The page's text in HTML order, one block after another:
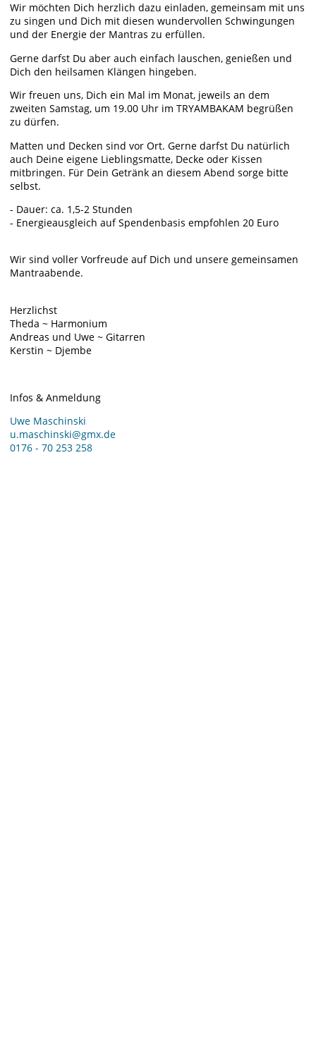
Wir möchten Dich herzlich dazu einladen, gemeinsam mit uns
zu singen und Dich mit diesen wundervollen Schwingungen
und der Energie der Mantras zu erfüllen.
Gerne darfst Du aber auch einfach lauschen, genießen und
Dich den heilsamen Klängen hingeben.
Wir freuen uns, Dich ein Mal im Monat, jeweils an dem
zweiten Samstag, um 19.00 Uhr im TRYAMBAKAM begrüßen
zu dürfen.
Matten und Decken sind vor Ort. Gerne darfst Du natürlich
auch Deine eigene Lieblingsmatte, Decke oder Kissen
mitbringen. Für Dein Getränk an diesem Abend sorge bitte
selbst.
- Dauer: ca. 1,5-2 Stunden
- Energieausgleich auf Spendenbasis empfohlen 20 Euro
Wir sind voller Vorfreude auf Dich und unsere gemeinsamen
Mantraabende.
Herzlichst
Theda ~ Harmonium
Andreas und Uwe ~ Gitarren
Kerstin ~ Djembe
Infos & Anmeldung
Uwe Maschinski
u.maschinski@gmx.de
0176 - 70 253 258